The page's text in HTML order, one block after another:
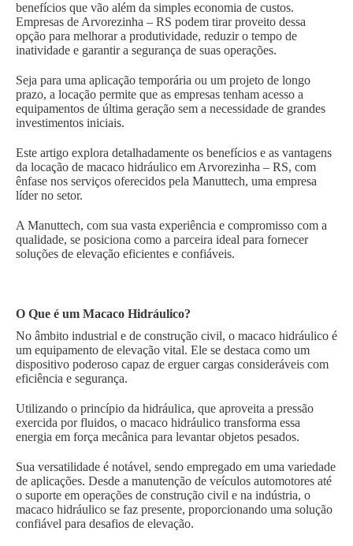
benefícios que vão além da simples economia de custos.
Empresas de Arvorezinha – RS podem tirar proveito dessa
opção para melhorar a produtividade, reduzir o tempo de
inatividade e garantir a segurança de suas operações.
Seja para uma aplicação temporária ou um projeto de longo
prazo, a locação permite que as empresas tenham acesso a
equipamentos de última geração sem a necessidade de grandes
investimentos iniciais.
Este artigo explora detalhadamente os benefícios e as vantagens
da locação de macaco hidráulico em Arvorezinha – RS, com
ênfase nos serviços oferecidos pela Manuttech, uma empresa
líder no setor.
A Manuttech, com sua vasta experiência e compromisso com a
qualidade, se posiciona como a parceira ideal para fornecer
soluções de elevação eficientes e confiáveis.
O Que é um Macaco Hidráulico?
No âmbito industrial e de construção civil, o macaco hidráulico é
um equipamento de elevação vital. Ele se destaca como um
dispositivo poderoso capaz de erguer cargas consideráveis com
eficiência e segurança.
Utilizando o princípio da hidráulica, que aproveita a pressão
exercida por fluidos, o macaco hidráulico transforma essa
energia em força mecânica para levantar objetos pesados.
Sua versatilidade é notável, sendo empregado em uma variedade
de aplicações. Desde a manutenção de veículos automotores até
o suporte em operações de construção civil e na indústria, o
macaco hidráulico se faz presente, proporcionando uma solução
confiável para desafios de elevação.